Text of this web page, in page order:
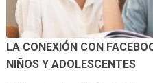
LA CONEXIÓN CON
NIÑOS Y ADOLESCENTES